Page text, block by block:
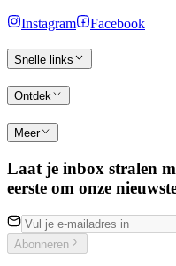
Instagram Facebook
Snelle links
Ontdek
Meer
Laat je inbox stralen
eerste om onze
Abonneren